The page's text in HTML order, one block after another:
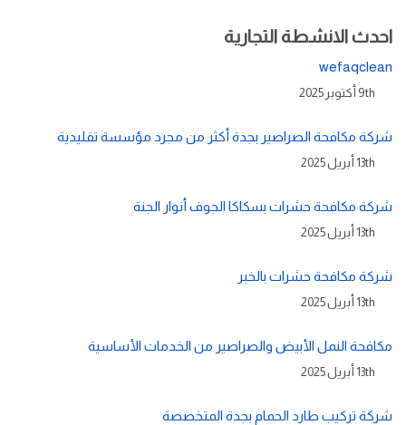
احدث الانشطة التجارية
wefaqclean
9th أكتوبر 2025
شركة مكافحة الصراصير بجدة أكثر من مجرد مؤسسة تقليدية
13th أبريل 2025
شركة مكافحة حشرات بسكاكا الجوف أنوار الجنة
13th أبريل 2025
شركة مكافحة حشرات بالخبر
13th أبريل 2025
مكافحة النمل الأبيض والصراصير من الخدمات الأساسية
13th أبريل 2025
شركة تركيب طارد الحمام بجدة المتخصصة